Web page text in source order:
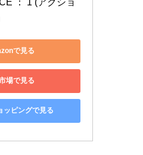
で見る
場で見る
ッピングで見る